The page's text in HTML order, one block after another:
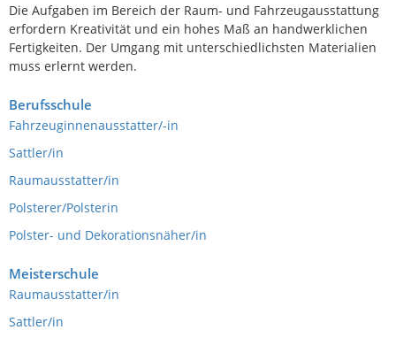
Die Aufgaben im Bereich der Raum- und Fahrzeugausstattung
erfordern Kreativität und ein hohes Maß an handwerklichen
Fertigkeiten. Der Umgang mit unterschiedlichsten Materialien
muss erlernt werden.
Berufsschule
Fahrzeuginnenausstatter/-in
Sattler/in
Raumausstatter/in
Polsterer/Polsterin
Polster- und Dekorationsnäher/in
Meisterschule
Raumausstatter/in
Sattler/in